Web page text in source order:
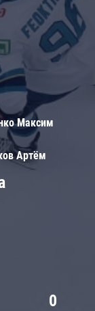
0
Максим
Артём